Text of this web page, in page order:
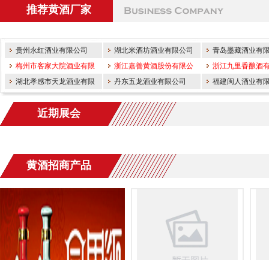
推荐黄酒厂家
贵州永红酒业有限公司 湖北米酒坊酒业有限公司
青岛墨藏酒业有
梅州市客家大院酒业有限
公司
浙江嘉善黄酒股份有限公
司
浙江九里香酿酒
湖北孝感市天龙酒业有限
责任公司
丹东五龙酒业有限公司 福建闽人酒业有
近期展会
黄酒招商产品